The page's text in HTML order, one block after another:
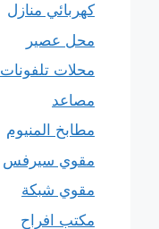
كهربائي منازل
محل عصير
محلات تلفونات
مصاعد
مطابخ المنيوم
مقوي سيرفس
مقوي شبكة
مكتب افراح